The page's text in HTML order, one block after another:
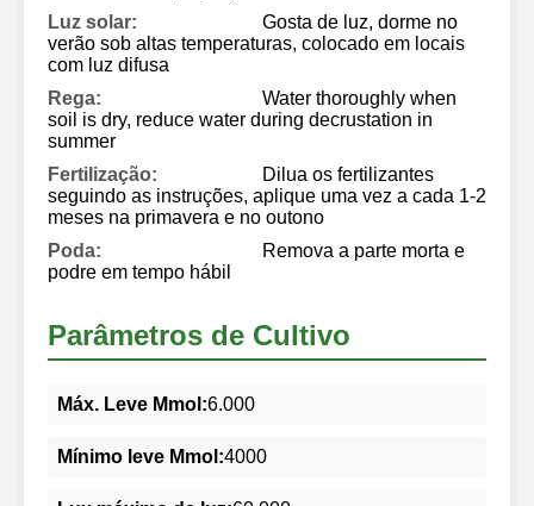
Luz solar:
Gosta de luz, dorme no
verão sob altas temperaturas, colocado em locais
com luz difusa
Rega:
Water thoroughly when
soil is dry, reduce water during decrustation in
summer
Fertilização:
Dilua os fertilizantes
seguindo as instruções, aplique uma vez a cada 1-2
meses na primavera e no outono
Poda:
Remova a parte morta e
podre em tempo hábil
Parâmetros de Cultivo
Máx. Leve Mmol:6.000
Mínimo leve Mmol:4000